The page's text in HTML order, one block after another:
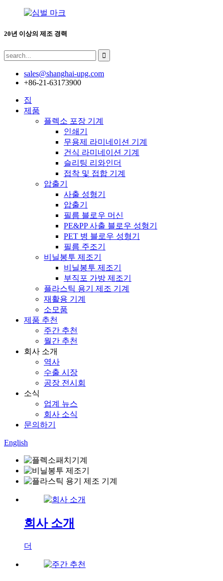
20년 이상의 제조 경력
sales@shanghai-upg.com
+86-21-63173900
집
제품
플렉소 포장 기계
인쇄기
무용제 라미네이션 기계
건식 라미네이션 기계
슬리팅 리와인더
접착 및 접합 기계
압출기
사출 성형기
압출기
필름 블로우 머신
PE&PP 사출 블로우 성형기
PET 병 블로우 성형기
필름 주조기
비닐봉투 제조기
비닐봉투 제조기
부직포 가방 제조기
플라스틱 용기 제조 기계
재활용 기계
소모품
제품 추천
주간 추천
월간 추천
회사 소개
역사
수출 시장
공장 전시회
소식
업계 뉴스
회사 소식
문의하기
English
회사 소개
더